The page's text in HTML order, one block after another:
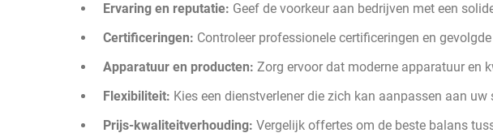
Ervaring en reputatie: Geef de voorkeur aan bedrijven met een
Certificeringen: Controleer professionele certificeringen en
Apparatuur en producten: Zorg ervoor dat moderne apparatuur en
Flexibiliteit: Kies een dienstverlener die zich kan aanpassen aan uw
Prijs-kwaliteitverhouding: Vergelijk offertes om de beste balans